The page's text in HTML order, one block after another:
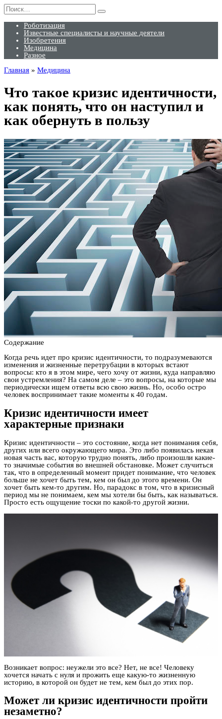
Перейти
к
содержанию
Search
for:
Роботизация
Известные специалисты и научные деятели
Изобретения
Медицина
Разное
Главная » Медицина
Что такое кризис идентичности,
как понять, что он наступил и
как обернуть в пользу
Содержание
Когда речь идет про кризис идентичности, то подразумеваются
изменения и жизненные перетрубации в которых встают
вопросы: кто я в этом мире, чего хочу от жизни, куда направляю
свои устремления? На самом деле – это вопросы, на которые мы
периодически ищем ответы всю свою жизнь. Но, особо остро
человек воспринимает такие моменты к 40 годам.
Кризис идентичности имеет
характерные признаки
Кризис идентичности – это состояние, когда нет понимания себя,
других или всего окружающего мира. Это либо появилась некая
новая часть вас, которую трудно понять, либо произошли какие-
то значимые события во внешней обстановке. Может случиться
так, что в определенный момент придет понимание, что человек
больше не хочет быть тем, кем он был до этого времени. Он
хочет быть кем-то другим. Но, парадокс в том, что в кризисный
период мы не понимаем, кем мы хотели бы быть, как называться.
Просто есть ощущение тоски по какой-то другой жизни.
Возникает вопрос: неужели это все? Нет, не все! Человеку
хочется начать с нуля и прожить еще какую-то жизненную
историю, в которой он будет не тем, кем был до этих пор.
Может ли кризис идентичности пройти
незаметно?